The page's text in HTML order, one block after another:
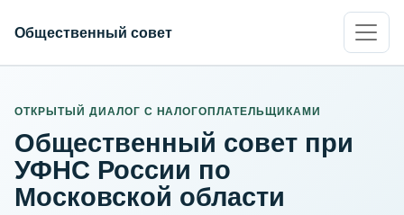
Общественный совет
ОТКРЫТЫЙ ДИАЛОГ С НАЛОГОПЛАТЕЛЬЩИКАМИ
Общественный совет при
УФНС России по
Московской области
ИНН организации
Адрес для нормализации